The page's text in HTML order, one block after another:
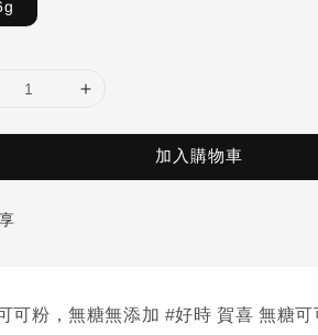
加入購物車
可粉，無糖無添加 #好時 賀喜 無糖可